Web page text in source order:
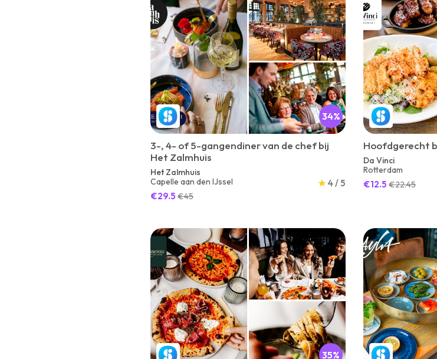
34%
3-, 4- of 5-gangendiner van de chef bij
Het Zalmhuis
Het Zalmhuis
Capelle aan den IJssel
★4 / 5
€29.5 €45
Hoofdgerecht
Da Vinci
Rotterdam
€12.5€22.45
35%